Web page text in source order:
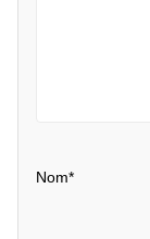
Nom*